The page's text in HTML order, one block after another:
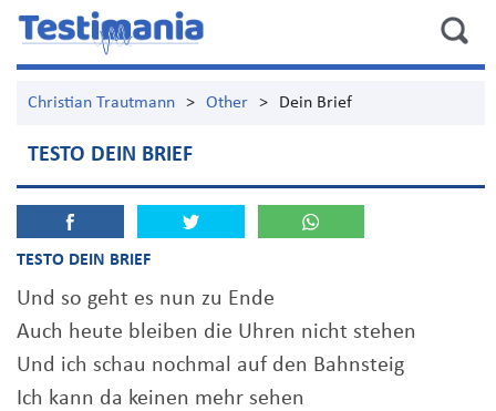
Christian Trautmann > Other > Dein Brief
TESTO DEIN BRIEF
TESTO DEIN BRIEF
Und so geht es nun zu Ende
Auch heute bleiben die Uhren nicht stehen
Und ich schau nochmal auf den Bahnsteig
Ich kann da keinen mehr sehen